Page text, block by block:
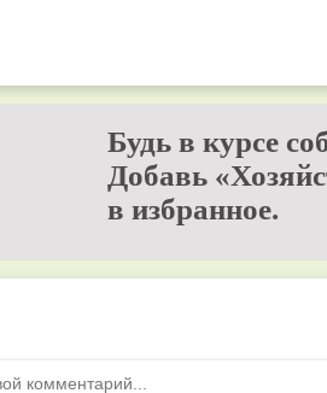
Будь в курсе
Добавь
в избранное.